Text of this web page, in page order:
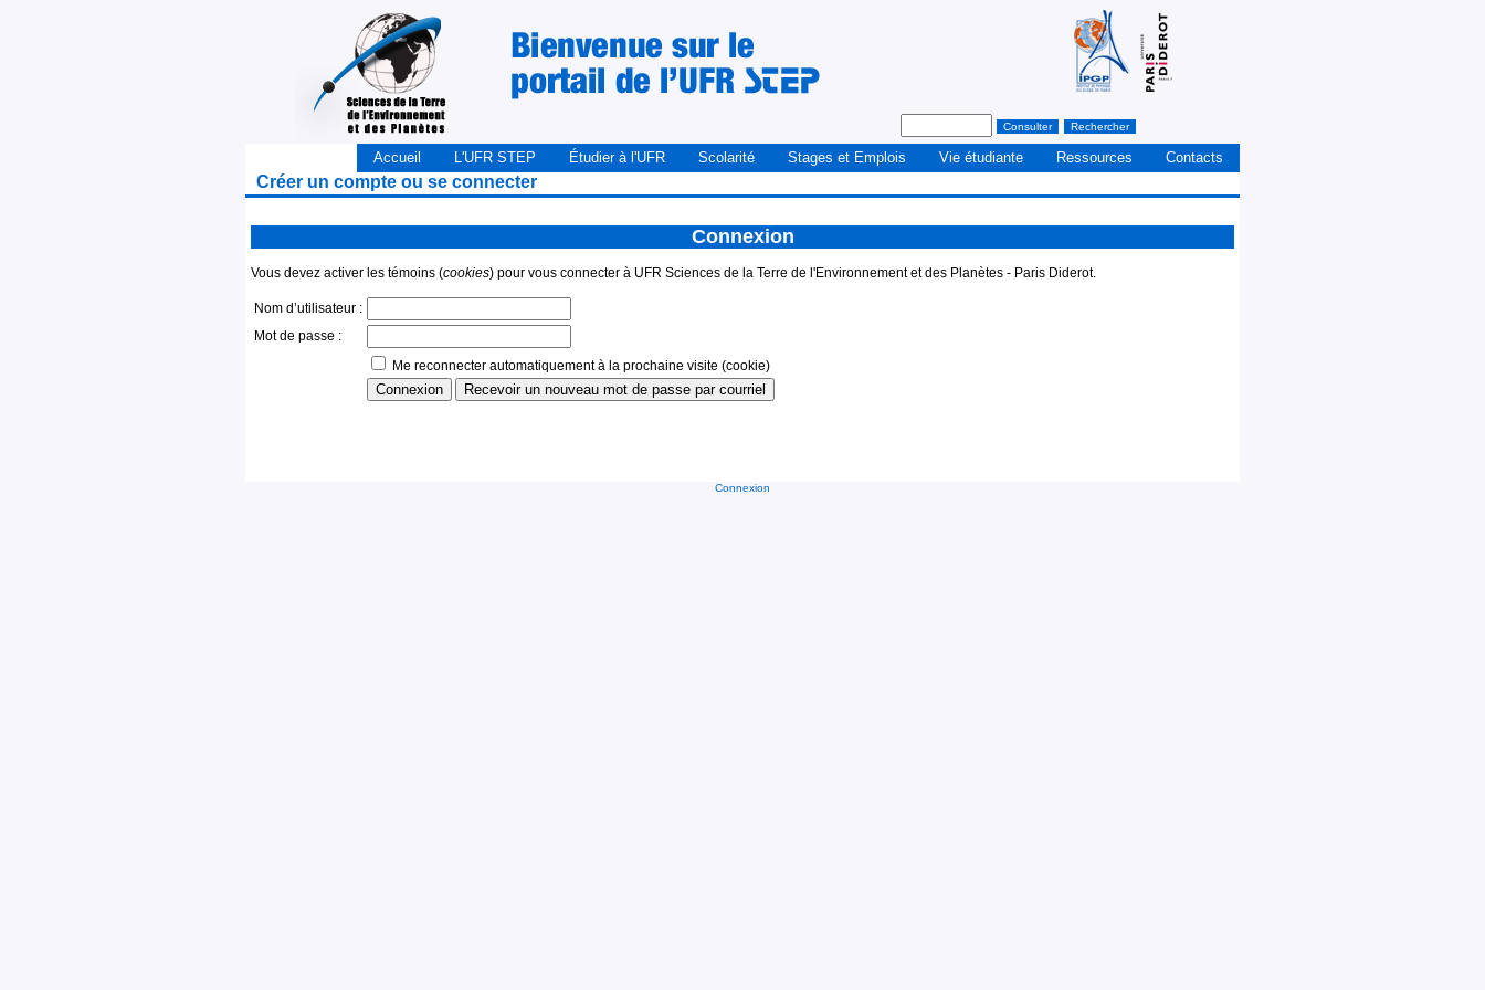
Accueil L'UFR STEP Étudier à l'UFR Scolarité Stages et Emplois Vie étudiante Ressources Contacts
Créer un compte ou se connecter
Connexion
Vous devez activer les témoins (cookies) pour vous connecter à UFR Sciences de la Terre de l'Environnement et des Planètes - Paris Diderot.
Nom d’utilisateur :
Mot de passe :
Me reconnecter automatiquement à la prochaine visite (cookie)
Connexion